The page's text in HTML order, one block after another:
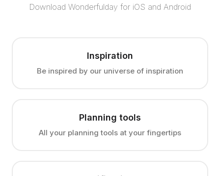
Download Wonderfulday for iOS and Android
Inspiration
Be inspired by our universe of inspiration
Planning tools
All your planning tools at your fingertips